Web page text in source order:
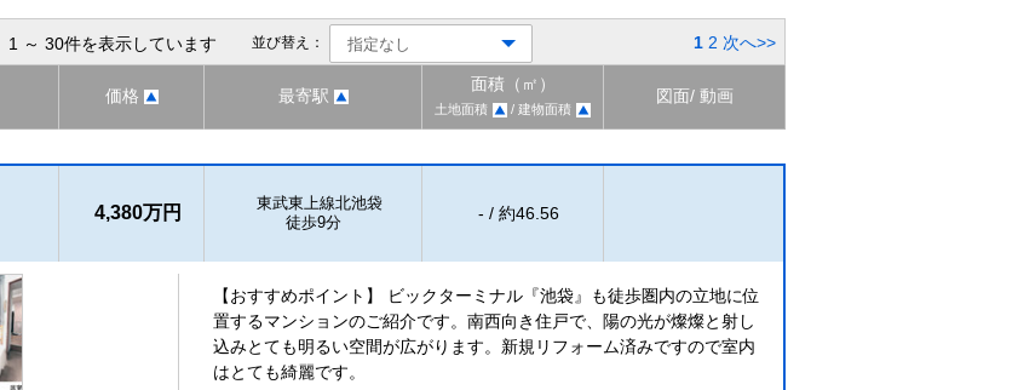
30件を表示しています 並び替え： 1 2 次へ>>
価格 最寄駅
面積（㎡）
土地面積 / 建物面積
図面/ 動画
4,380万円
東武東上線北池袋
徒歩9分
- / 約46.56
【おすすめポイント】 ビックターミナル『池袋』も徒歩圏内の立地に位
置するマンションのご紹介です。南西向き住戸で、陽の光が燦燦と射し
込みとても明るい空間が広がります。新規リフォーム済みですので室内
はとても綺麗です。